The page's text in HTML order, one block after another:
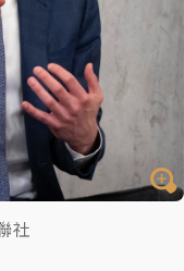
社